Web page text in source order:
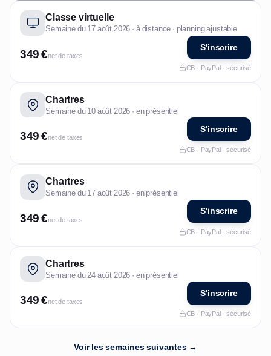
Classe virtuelle
Semaine du 17 août 2026 · à distance · planning ajustable
349 €net de taxes
S'inscrire
CB · PayPal · sécurisé
Chartres
Semaine du 10 août 2026 · en présentiel
349 €net de taxes
S'inscrire
CB · PayPal · sécurisé
Chartres
Semaine du 17 août 2026 · en présentiel
349 €net de taxes
S'inscrire
CB · PayPal · sécurisé
Chartres
Semaine du 24 août 2026 · en présentiel
349 €net de taxes
S'inscrire
CB · PayPal · sécurisé
Voir les semaines suivantes →